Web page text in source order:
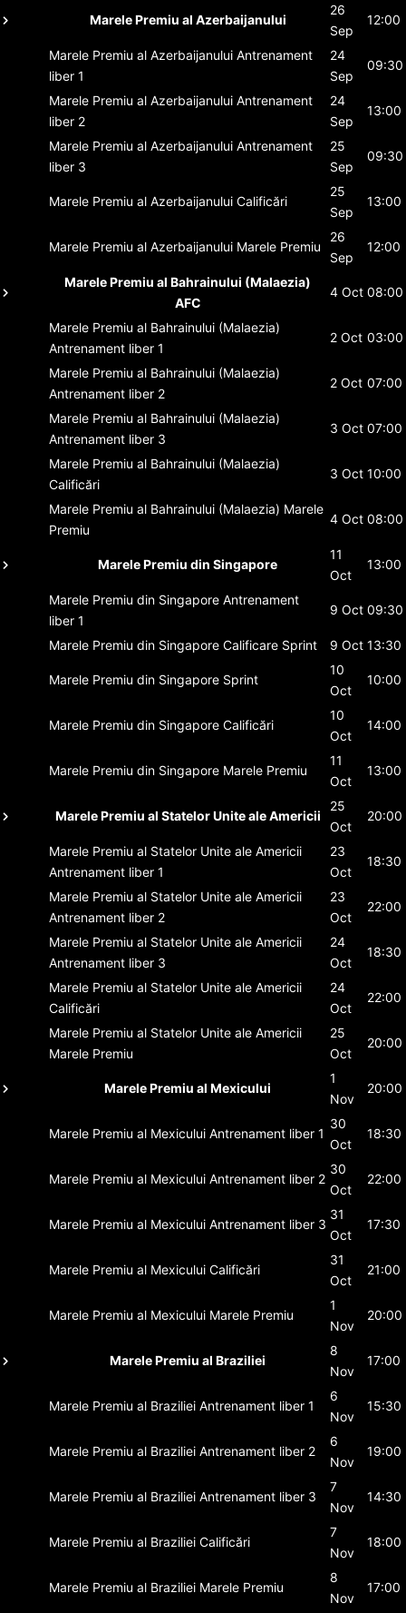
Marele Premiu al Azerbaijanului
26
Sep
12:00
Marele Premiu al Azerbaijanului Antrenament
liber 1
24
Sep
09:30
Marele Premiu al Azerbaijanului Antrenament
liber 2
24
Sep
13:00
Marele Premiu al Azerbaijanului Antrenament
liber 3
25
Sep
09:30
Marele Premiu al Azerbaijanului Calificări
25
Sep
13:00
Marele Premiu al Azerbaijanului Marele Premiu
26
Sep
12:00
Marele Premiu al Bahrainului (Malaezia)
AFC
4 Oct 08:00
Marele Premiu al Bahrainului (Malaezia)
Antrenament liber 1
2 Oct 03:00
Marele Premiu al Bahrainului (Malaezia)
Antrenament liber 2
2 Oct 07:00
Marele Premiu al Bahrainului (Malaezia)
Antrenament liber 3
3 Oct 07:00
Marele Premiu al Bahrainului (Malaezia)
Calificări
3 Oct 10:00
Marele Premiu al Bahrainului (Malaezia) Marele
Premiu
4 Oct 08:00
Marele Premiu din Singapore
11
Oct
13:00
Marele Premiu din Singapore Antrenament
liber 1
9 Oct 09:30
Marele Premiu din Singapore Calificare Sprint 9 Oct 13:30
Marele Premiu din Singapore Sprint
10
Oct
10:00
Marele Premiu din Singapore Calificări
10
Oct
14:00
Marele Premiu din Singapore Marele Premiu
11
Oct
13:00
Marele Premiu al Statelor Unite ale Americii
25
Oct
20:00
Marele Premiu al Statelor Unite ale Americii
Antrenament liber 1
23
Oct
18:30
Marele Premiu al Statelor Unite ale Americii
Antrenament liber 2
23
Oct
22:00
Marele Premiu al Statelor Unite ale Americii
Antrenament liber 3
24
Oct
18:30
Marele Premiu al Statelor Unite ale Americii
Calificări
24
Oct
22:00
Marele Premiu al Statelor Unite ale Americii
Marele Premiu
25
Oct
20:00
Marele Premiu al Mexicului
1
Nov
20:00
Marele Premiu al Mexicului Antrenament liber 1
30
Oct
18:30
Marele Premiu al Mexicului Antrenament liber 2
30
Oct
22:00
Marele Premiu al Mexicului Antrenament liber 3
31
Oct
17:30
Marele Premiu al Mexicului Calificări
31
Oct
21:00
Marele Premiu al Mexicului Marele Premiu
1
Nov
20:00
Marele Premiu al Braziliei
8
Nov
17:00
Marele Premiu al Braziliei Antrenament liber 1
6
Nov
15:30
Marele Premiu al Braziliei Antrenament liber 2
6
Nov
19:00
Marele Premiu al Braziliei Antrenament liber 3
7
Nov
14:30
Marele Premiu al Braziliei Calificări
7
Nov
18:00
Marele Premiu al Braziliei Marele Premiu
8
Nov
17:00